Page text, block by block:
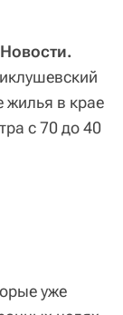
жилья в крае
с 70 до 40
уже